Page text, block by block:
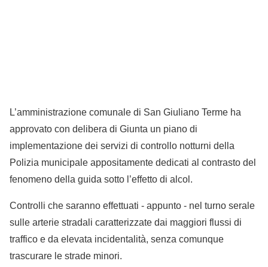
L’amministrazione comunale di San Giuliano Terme ha
approvato con delibera di Giunta un piano di
implementazione dei servizi di controllo notturni della
Polizia municipale appositamente dedicati al contrasto del
fenomeno della guida sotto l’effetto di alcol.
Controlli che saranno effettuati - appunto - nel turno serale
sulle arterie stradali caratterizzate dai maggiori flussi di
traffico e da elevata incidentalità, senza comunque
trascurare le strade minori.